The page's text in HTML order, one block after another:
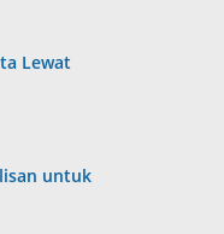
Lewat
untuk